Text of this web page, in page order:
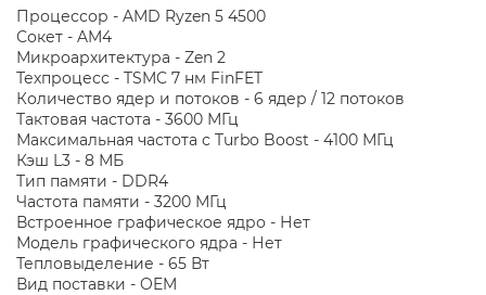
Процессор - AMD Ryzen 5 4500
Сокет - AM4
Микроархитектура - Zen 2
Техпроцесс - TSMC 7 нм FinFET
Количество ядер и потоков - 6 ядер / 12 потоков
Тактовая частота - 3600 МГц
Максимальная частота с Turbo Boost - 4100 МГц
Кэш L3 - 8 МБ
Тип памяти - DDR4
Частота памяти - 3200 МГц
Встроенное графическое ядро - Нет
Модель графического ядра - Нет
Тепловыделение - 65 Вт
Вид поставки - OEM